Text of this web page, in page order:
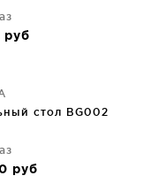
руб
стол BG002
руб